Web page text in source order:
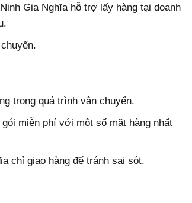
Gia Nghĩa hỗ trợ lấy hàng tại doanh
trong quá trình vận chuyển.
miễn phí với một số mặt hàng nhất
chỉ giao hàng để tránh sai sót.